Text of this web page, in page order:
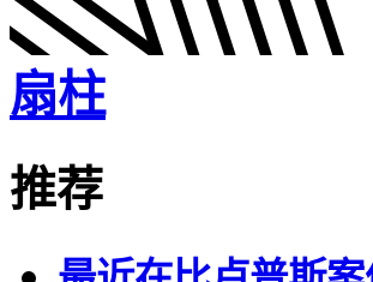
扇柱
推荐